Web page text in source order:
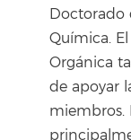
Doctorado
Química.
Orgánica
de apoyar
miembros.